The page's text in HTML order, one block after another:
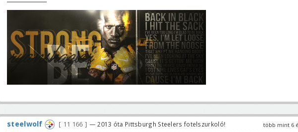
több mint 6
steelwolf 11 166 — 2013 óta Pittsburgh Steelers fotelszurkoló!